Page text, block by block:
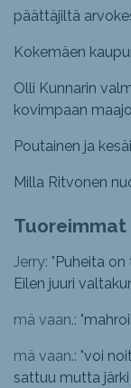
päättäjiltä
Kokemäen
Olli Kunnarin
kovimpaan
Poutainen ja
Milla Ritvonen
Jerry: "Puheita
Eilen juuri
mä vaan.: "
mä vaan.: "voi
sattuu mutta järki